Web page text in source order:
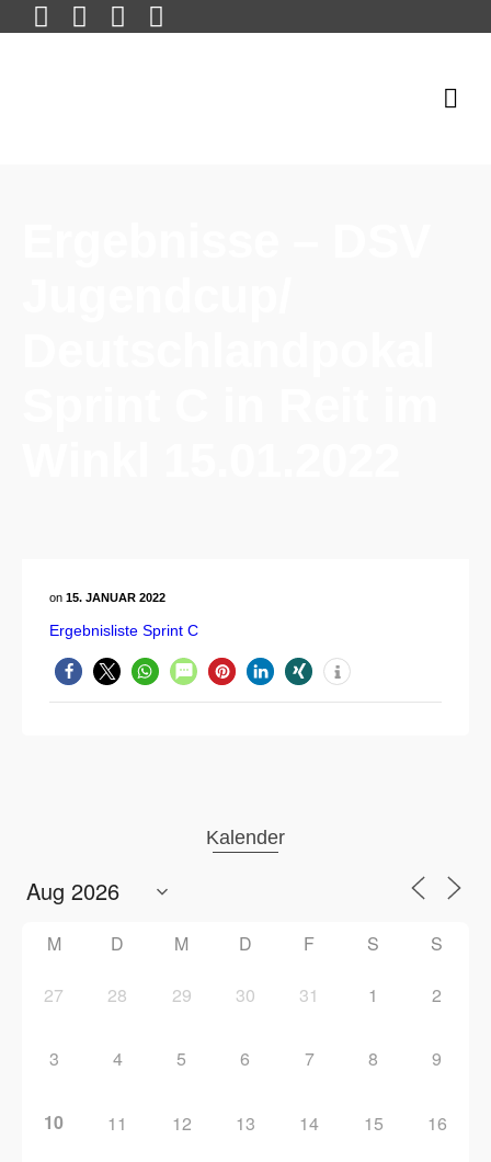
on 15. JANUAR 2022
Ergebnisliste Sprint C
Kalender
M D M D F S S
27 28 29 30 31 1 2
3 4 5 6 7 8 9
10 11 12 13 14 15 16